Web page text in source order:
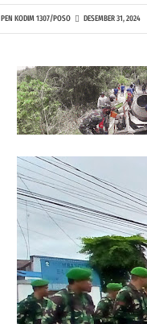
PEN KODIM 1307/POSO DESEMBER 31, 2024